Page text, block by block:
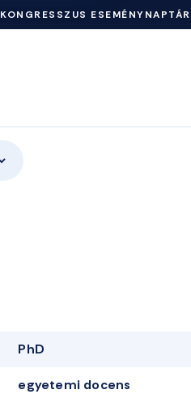
KONGRESSZUS ESEMÉNYNAPTÁR
PhD
egyetemi docens